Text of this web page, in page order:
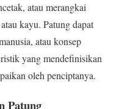
atau merangkai
kayu. Patung dapat
atau konsep
yang mendefinisikan
oleh penciptanya.
Patung